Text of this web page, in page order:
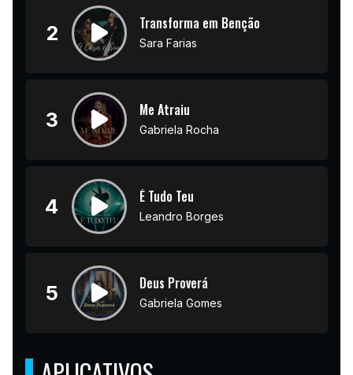
2 Transforma em Benção
Sara Farias
3 Me Atraiu
Gabriela Rocha
4 É Tudo Teu
Leandro Borges
5 Deus Proverá
Gabriela Gomes